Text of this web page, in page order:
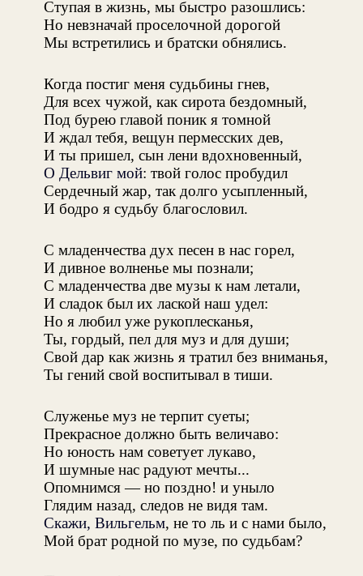
Ступая в жизнь, мы быстро разошлись:
Но невзначай проселочной дорогой
Мы встретились и братски обнялись.
Когда постиг меня судьбины гнев,
Для всех чужой, как сирота бездомный,
Под бурею главой поник я томной
И ждал тебя, вещун пермесских дев,
И ты пришел, сын лени вдохновенный,
О Дельвиг мой: твой голос пробудил
Сердечный жар, так долго усыпленный,
И бодро я судьбу благословил.
С младенчества дух песен в нас горел,
И дивное волненье мы познали;
С младенчества две музы к нам летали,
И сладок был их лаской наш удел:
Но я любил уже рукоплесканья,
Ты, гордый, пел для муз и для души;
Свой дар как жизнь я тратил без вниманья,
Ты гений свой воспитывал в тиши.
Служенье муз не терпит суеты;
Прекрасное должно быть величаво:
Но юность нам советует лукаво,
И шумные нас радуют мечты...
Опомнимся — но поздно! и уныло
Глядим назад, следов не видя там.
Скажи, Вильгельм, не то ль и с нами было,
Мой брат родной по музе, по судьбам?